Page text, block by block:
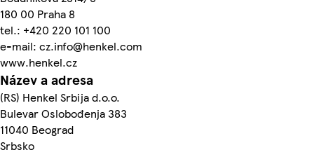
180 00 Praha 8
tel.: +420 220 101 100
e-mail: cz.info@henkel.com
www.henkel.cz
Název a adresa
(RS) Henkel Srbija d.o.o.
Bulevar Oslobođenja 383
11040 Beograd
Srbsko